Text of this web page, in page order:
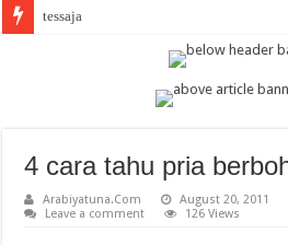
Arabi
4 cara tahu pria
Arabiyatuna.Com August 20, 2011
Leave a comment
126 Views